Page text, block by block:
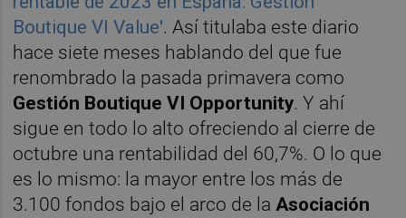
Boutique VI Value'. Así titulaba este diario
hace siete meses hablando del que fue
renombrado la pasada primavera como
Gestión Boutique VI Opportunity. Y ahí
sigue en todo lo alto ofreciendo al cierre de
octubre una rentabilidad del 60,7%. O lo que
es lo mismo: la mayor entre los más de
3.100 fondos bajo el arco de laAsociación